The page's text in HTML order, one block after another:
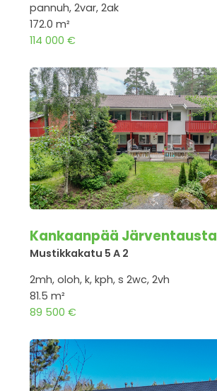
pannuh, 2var, 2ak
172.0 m²
114 000 €
Kankaanpää Järventausta
Mustikkakatu 5 A 2
2mh, oloh, k, kph, s 2wc, 2vh
81.5 m²
89 500 €